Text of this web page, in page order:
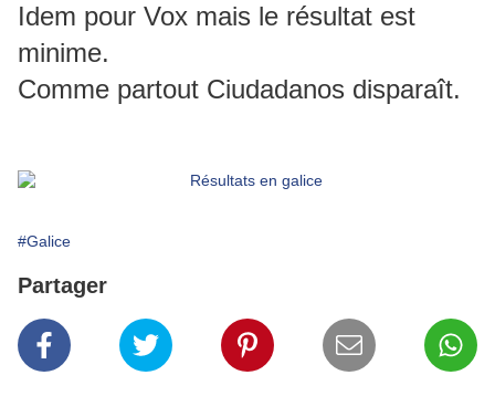
Idem pour Vox mais le résultat est
minime.
Comme partout Ciudadanos disparaît.
#Galice
Partager